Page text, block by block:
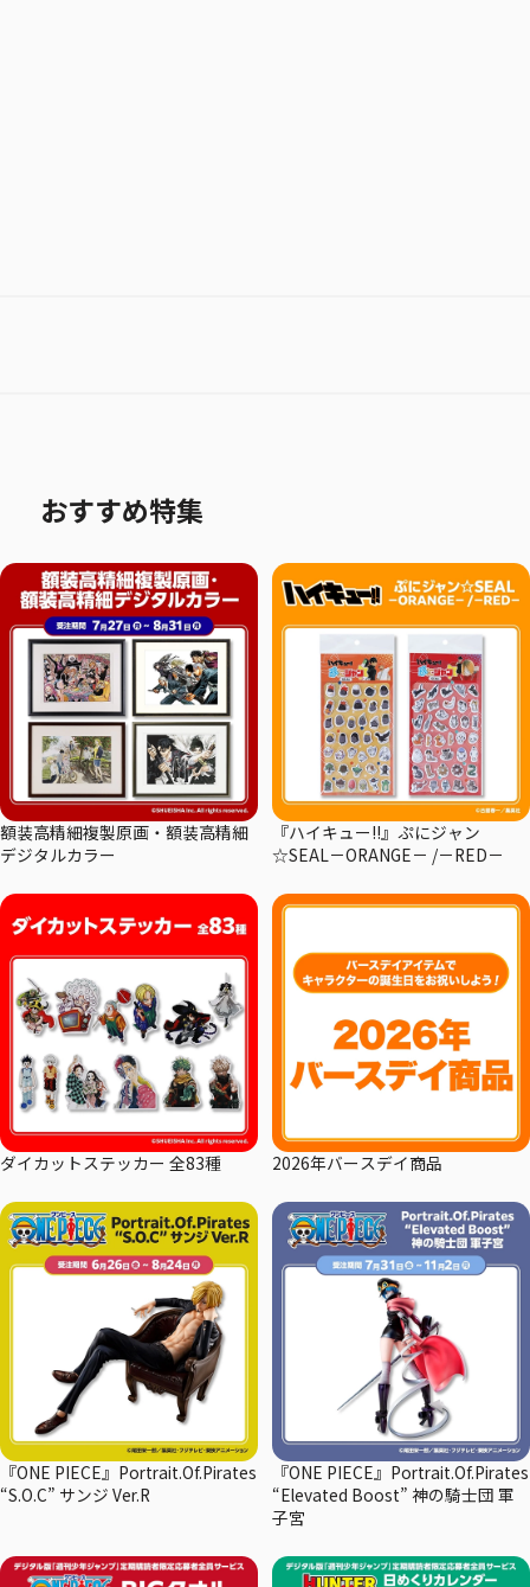
おすすめ特集
額装高精細複製原画・額装高精細
デジタルカラー
『ハイキュー!!』ぷにジャン
☆SEAL－ORANGE－ /－RED－
ダイカットステッカー 全83種 2026年バースデイ商品
『ONE PIECE』Portrait.Of.Pirates
“S.O.C” サンジ Ver.R
『ONE PIECE』Portrait.Of.Pirates
“Elevated Boost” 神の騎士団 軍
子宮